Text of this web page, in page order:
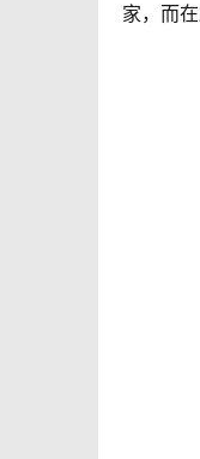
家，而